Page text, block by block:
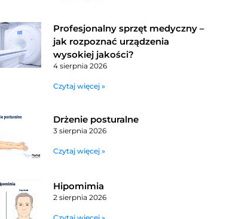
Profesjonalny sprzęt medyczny –
jak rozpoznać urządzenia
wysokiej jakości?
4 sierpnia 2026
Czytaj więcej »
Drżenie posturalne
3 sierpnia 2026
Czytaj więcej »
Hipomimia
2 sierpnia 2026